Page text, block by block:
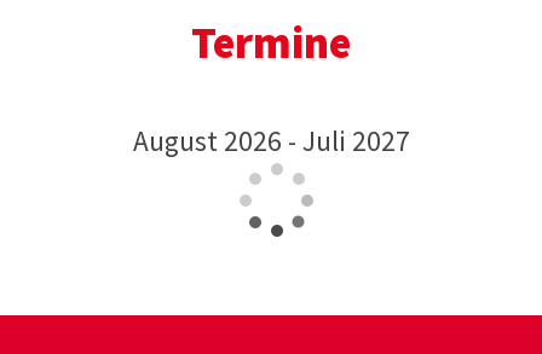
Termine
August 2026 - Juli 2027